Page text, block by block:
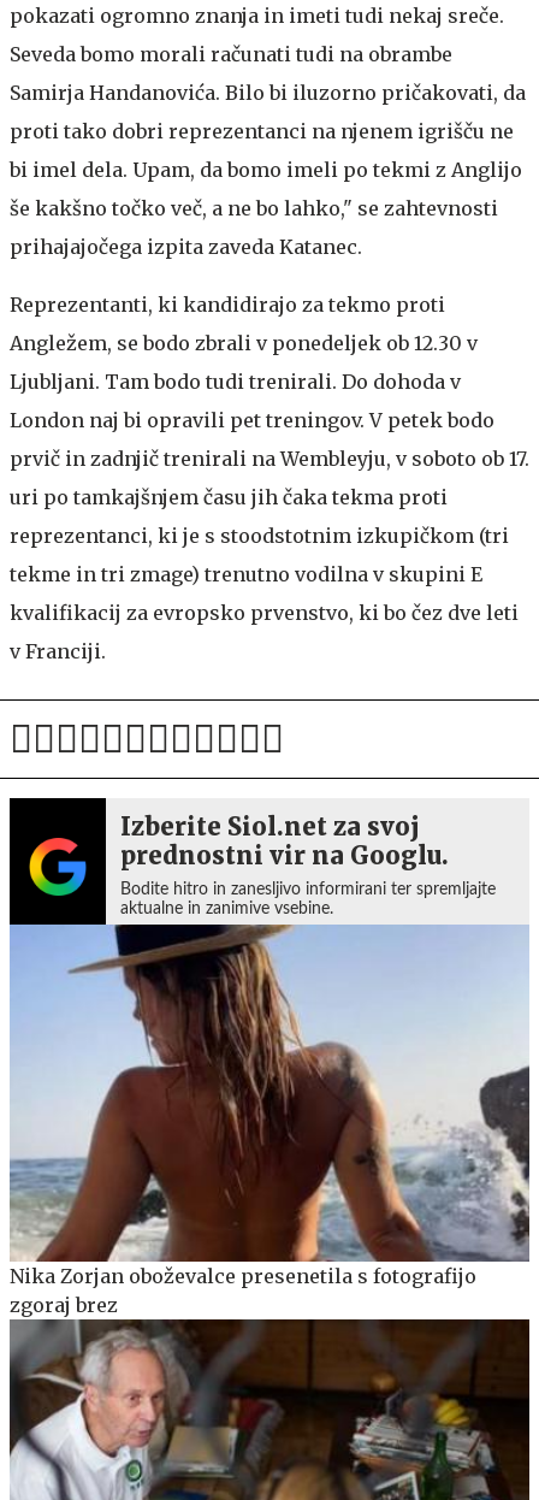
pokazati ogromno znanja in imeti tudi nekaj sreče.
Seveda bomo morali računati tudi na obrambe
Samirja Handanovića. Bilo bi iluzorno pričakovati, da
proti tako dobri reprezentanci na njenem igrišču ne
bi imel dela. Upam, da bomo imeli po tekmi z Anglijo
še kakšno točko več, a ne bo lahko," se zahtevnosti
prihajajočega izpita zaveda Katanec.
Reprezentanti, ki kandidirajo za tekmo proti
Angležem, se bodo zbrali v ponedeljek ob 12.30 v
Ljubljani. Tam bodo tudi trenirali. Do dohoda v
London naj bi opravili pet treningov. V petek bodo
prvič in zadnjič trenirali na Wembleyju, v soboto ob 17.
uri po tamkajšnjem času jih čaka tekma proti
reprezentanci, ki je s stoodstotnim izkupičkom (tri
tekme in tri zmage) trenutno vodilna v skupini E
kvalifikacij za evropsko prvenstvo, ki bo čez dve leti
v Franciji.
Izberite Siol.net za svoj
prednostni vir na Googlu.
Bodite hitro in zanesljivo informirani ter spremljajte
aktualne in zanimive vsebine.
Nika Zorjan oboževalce presenetila s fotografijo
zgoraj brez